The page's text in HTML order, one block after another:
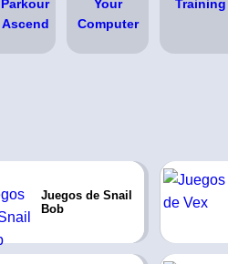
Juegos de Snail
Bob